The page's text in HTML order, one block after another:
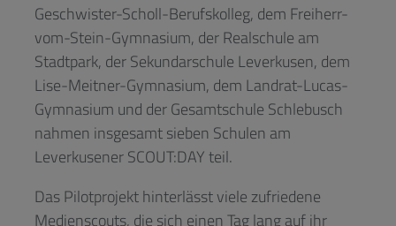
Geschwister-Scholl-Berufskolleg, dem Freiherr-
vom-Stein-Gymnasium, der Realschule am
Stadtpark, der Sekundarschule Leverkusen, dem
Lise-Meitner-Gymnasium, dem Landrat-Lucas-
Gymnasium und der Gesamtschule Schlebusch
nahmen insgesamt sieben Schulen am
Leverkusener SCOUT:DAY teil.
Das Pilotprojekt hinterlässt viele zufriedene
Medienscouts, die sich einen Tag lang auf ihr